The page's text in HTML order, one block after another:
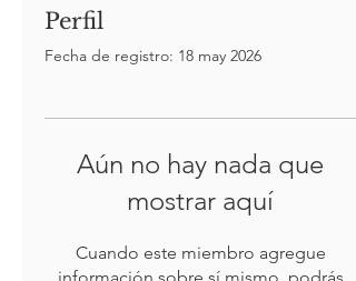
Perfil
Fecha de registro: 18 may 2026
Aún no hay nada que
mostrar aquí
Cuando este miembro agregue